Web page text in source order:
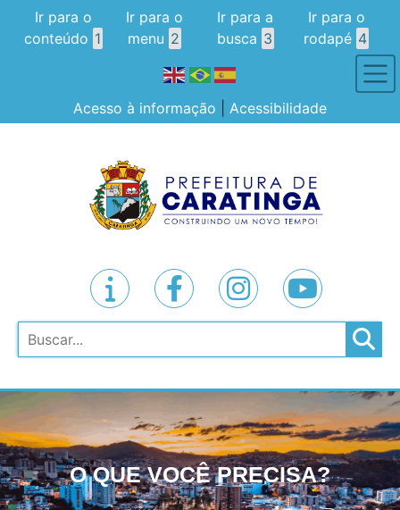
Ir para o
conteúdo 1
Ir para o
menu 2
Ir para a
busca 3
Ir para o
rodapé 4
Acesso à informação Acessibilidade
Pesquisar
O QUE VOCÊ PRECISA?